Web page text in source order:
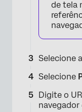
de tela
Selecione
Selecione
Digite o
navegador